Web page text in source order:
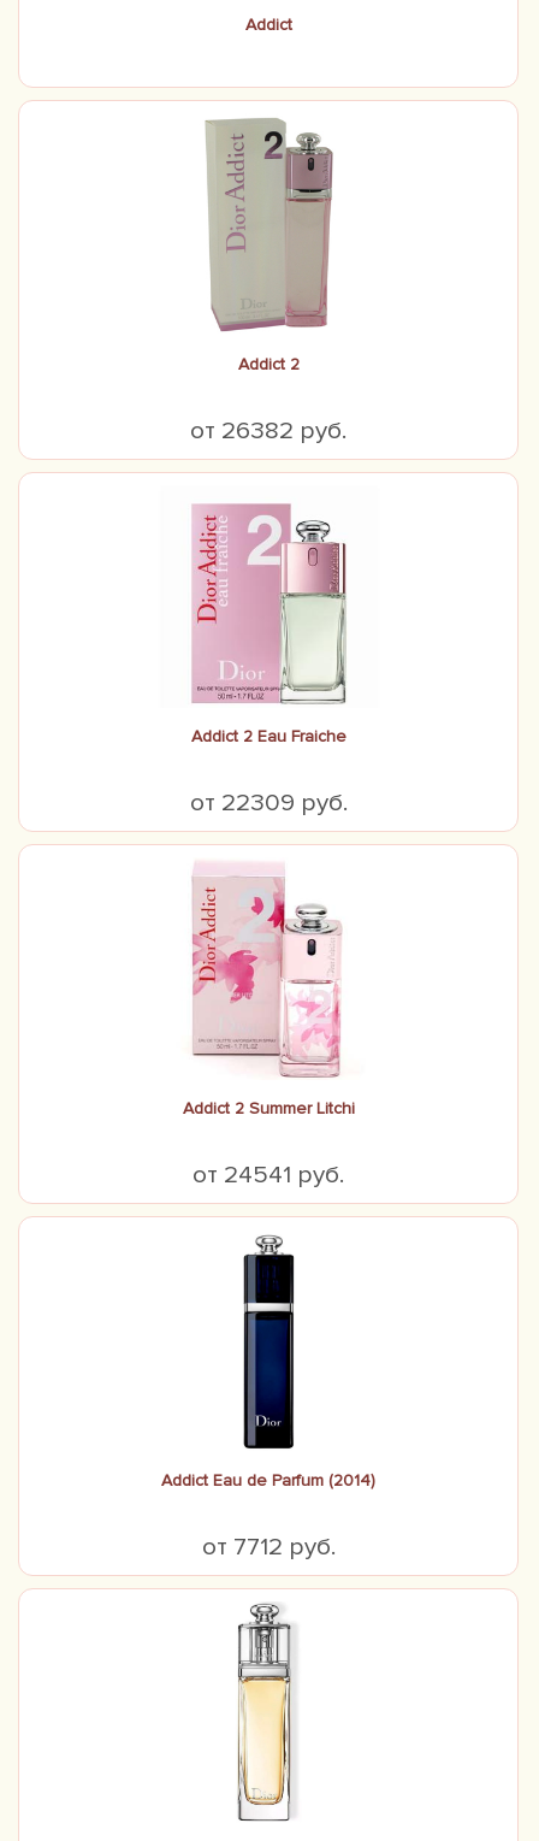
Addict
Addict 2
от 26382 руб.
Addict 2 Eau Fraiche
от 22309 руб.
Addict 2 Summer Litchi
от 24541 руб.
Addict Eau de Parfum (2014)
от 7712 руб.